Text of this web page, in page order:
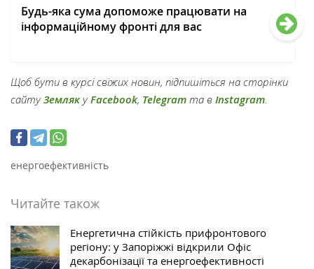
Будь-яка сума допоможе працювати на
інформаційному фронті для вас
Щоб бути в курсі свіжих новин, підпишіться на сторінки
сайтуЗемлякуFacebook, Telegram та в Instagram.
енергоефективність
Читайте також
Енергетична стійкість прифронтового
регіону: у Запоріжжі відкрили Офіс
декарбонізації та енергоефективності